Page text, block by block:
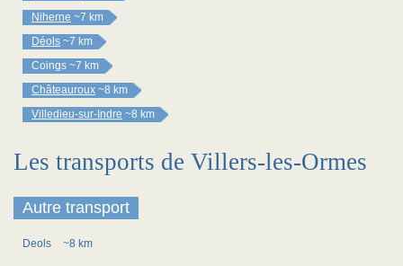
Niherne ~7 km
Déols ~7 km
Coings ~7 km
Châteauroux ~8 km
Villedieu-sur-Indre ~8 km
Les transports de Villers-les-Ormes
Autre transport
Deols ~8 km